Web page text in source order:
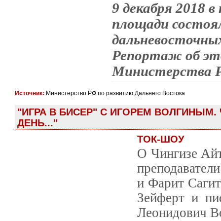
9 декабря 2018
площади
Репортаж об
Министерства
Источник: Министерство РФ по развитию Дальнего Востока
"ИГРА В БИСЕР" С ИГОРЕМ
ДЕНЬ..."
ТОК-ШОУ
О Чингизе
и Фарит
Зейферт и
Леонидович